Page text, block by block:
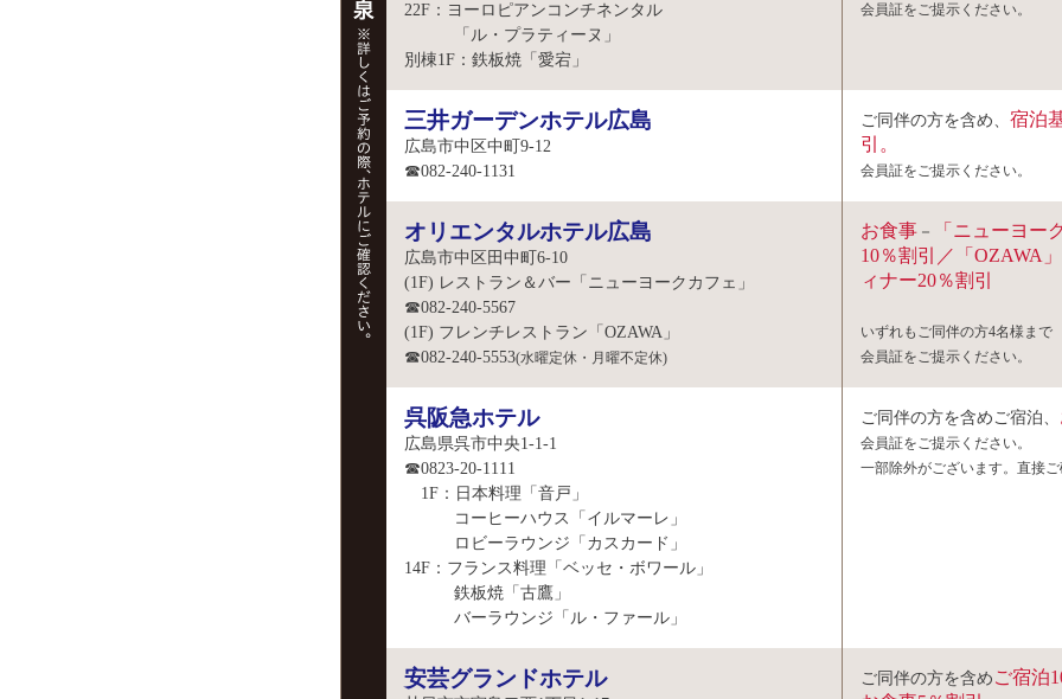
22F：ヨーロピアンコンチネンタル
「ル・プラティーヌ」
別棟1F：鉄板焼「愛宕」
会員証をご提示ください。
三井ガーデンホテル広島
広島市中区中町9-12
☎082-240-1131
ご同伴の方を含め、 宿泊
引。
会員証をご提示ください。
オリエンタルホテル広島
広島市中区田中町6-10
(1F) レストラン＆バー「ニューヨークカフェ」
☎082-240-5567
(1F) フレンチレストラン「OZAWA」
☎082-240-5553(水曜定休・月曜不定休)
お食事 －
「ニューヨー
10％割引／「OZAWA
ィナー20％割引
いずれもご同伴の方4名様まで
会員証をご提示ください。
呉阪急ホテル
広島県呉市中央1-1-1
☎0823-20-1111
1F：日本料理「音戸」
コーヒーハウス「イルマーレ」
ロビーラウンジ「カスカード」
14F：フランス料理「ベッセ・ボワール」
鉄板焼「古鷹」
バーラウンジ「ル・ファール」
ご同伴の方を含めご宿泊、
会員証をご提示ください。
一部除外がございます。直接ご
安芸グランドホテル ご同伴の方を含め ご宿泊